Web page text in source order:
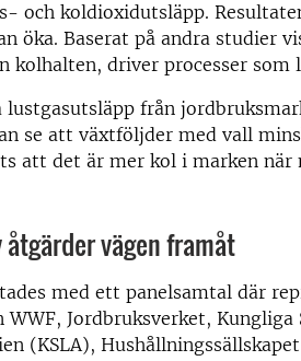
och koldioxidutsläpp.
öka. Baserat på andra studier
kolhalten, driver processer
från
se att växtföljder med vall
att det är mer kol i marken när
vägen framåt
med ett panelsamtal där
WWF, Jordbruksverket, Kungliga
(KSLA),